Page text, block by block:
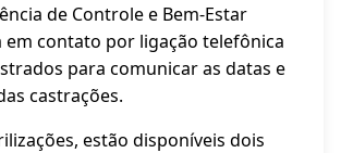
de Controle e Bem-Estar
em contato por ligação telefônica
para comunicar as datas e
castrações.
estão disponíveis dois